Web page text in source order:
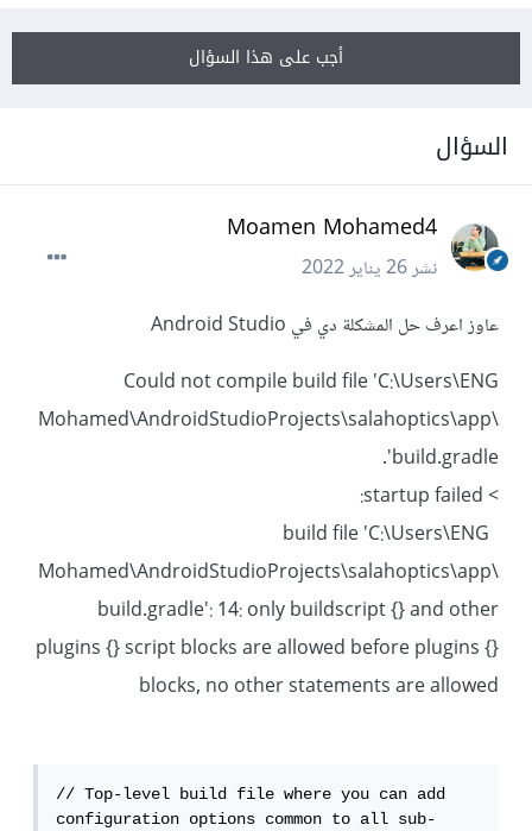
أجب على هذا السؤال
السؤال
Moamen Mohamed4
نشر26 يناير 2022
عاوز اعرف حل المشكلة دي في Android Studio
Could not compile build file 'C:\Users\ENG
Mohamed\AndroidStudioProjects\salahoptics\app\
build.gradle'.
> startup failed:
build file 'C:\Users\ENG
Mohamed\AndroidStudioProjects\salahoptics\app\
build.gradle': 14: only buildscript {} and other
plugins {} script blocks are allowed before plugins {}
blocks, no other statements are allowed
// Top-level build file where you can add
configuration options common to all sub-